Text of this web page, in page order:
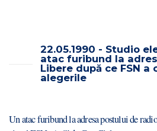
22.05.1990 - Studio
atac furibund la
Libere după ce FSN a
alegerile
Un atac furibund la adresa postului de